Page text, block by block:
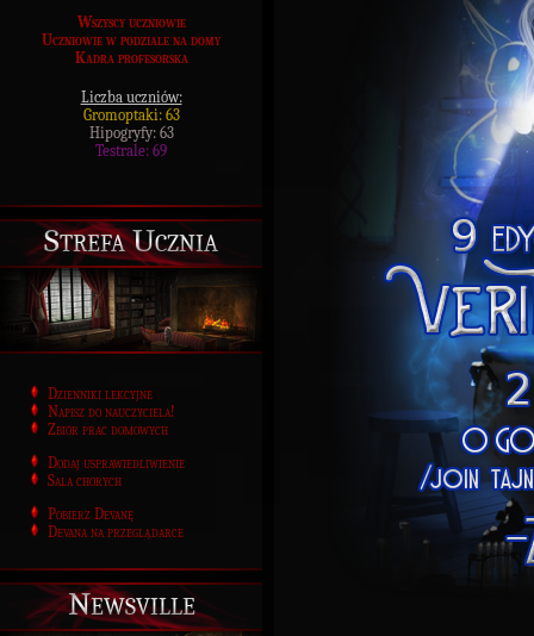
Wszyscy uczniowie
Uczniowie w podziale na domy
Kadra profesorska
Liczba uczniów:
Gromoptaki: 63
Hipogryfy: 63
Testrale: 69
Strefa Ucznia
Dzienniki lekcyjne
Napisz do nauczyciela!
Zbiór prac domowych
Dodaj usprawiedliwienie
Sala chorych
Pobierz Devanę
Devana na przeglądarce
Newsville